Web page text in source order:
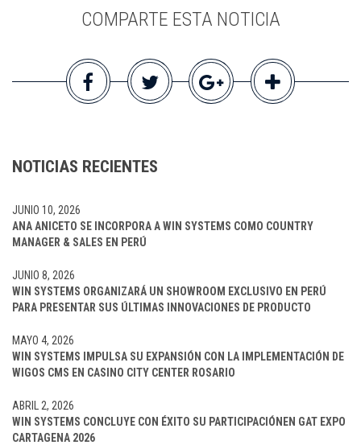
COMPARTE ESTA NOTICIA
NOTICIAS RECIENTES
ANA ANICETO SE INCORPORA A WIN SYSTEMS COMO COUNTRY
MANAGER & SALES EN PERÚ
JUNIO 10, 2026
WIN SYSTEMS ORGANIZARÁ UN SHOWROOM EXCLUSIVO EN PERÚ
PARA PRESENTAR SUS ÚLTIMAS INNOVACIONES DE PRODUCTO
JUNIO 8, 2026
WIN SYSTEMS IMPULSA SU EXPANSIÓN CON LA IMPLEMENTACIÓN DE
WIGOS CMS EN CASINO CITY CENTER ROSARIO
MAYO 4, 2026
WIN SYSTEMS CONCLUYE CON ÉXITO SU PARTICIPACIÓNEN GAT EXPO
CARTAGENA 2026
ABRIL 2, 2026